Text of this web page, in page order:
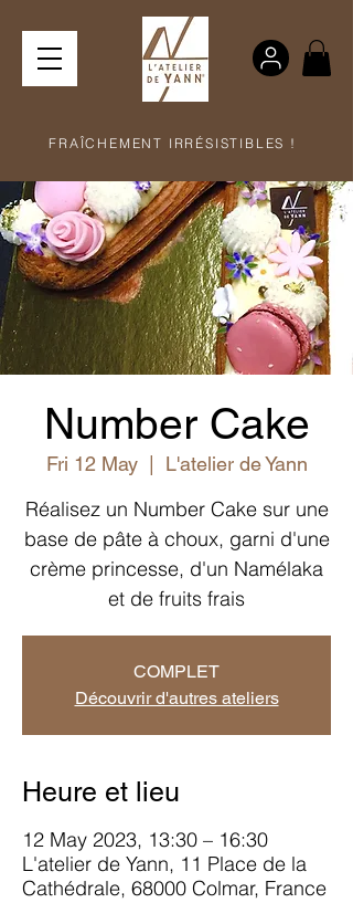
FRAÎCHEMENT IRRÉSISTIBLES !
Number Cake
Fri 12 May
  |
L'atelier de Yann
Réalisez un Number Cake sur une
base de pâte à choux, garni d'une
crème princesse, d'un Namélaka
et de fruits frais
COMPLET
Découvrir d'autres ateliers
Heure et lieu
12 May 2023, 13:30 – 16:30
L'atelier de Yann, 11 Place de la
Cathédrale, 68000 Colmar, France